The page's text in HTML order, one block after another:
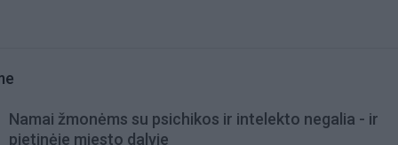
Namai žmonėms su psichikos ir intelekto negalia - ir
pietinėje miesto dalyje